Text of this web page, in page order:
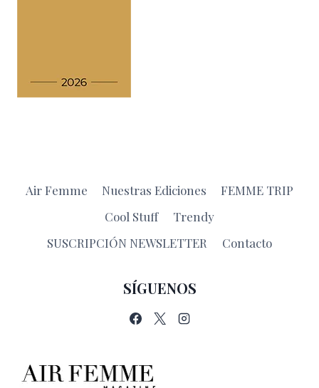
Air Femme Nuestras Ediciones
FEMME TRIP
Cool Stuff
Trendy
SUSCRIPCIÓN NEWSLETTER
Contacto
SÍGUENOS